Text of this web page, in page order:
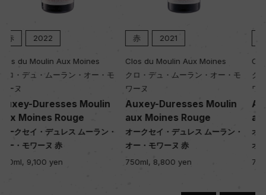
2021
Clos du Moulin Aux Moines
クロ・デュ・ムーラン・オー・モ
ワーヌ
Auxey-Duresses Moulin
aux Moines Rouge
オークセイ・デュレス ムーラン・
オー・モワーヌ 赤
750ml, 8,800 yen
Clos du Moulin Aux Moines
クロ・デュ・ムーラン・オー・モ
ワーヌ
Auxey-Duresses Moulin
aux Moines Rouge
オークセイ・デュレス ムーラン・
オー・モワーヌ 赤
750ml, 7,950 yen